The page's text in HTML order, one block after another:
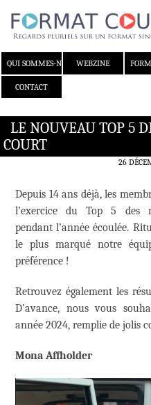
QUI SOMMES-NOUS ?WEBZINE
CONTACT
LE NOUVEAU TOP 5
COURT
26
Depuis 14 ans déjà, les
l’exercice du Top 5 des
pendant l’année écoulée.
le plus marqué notre
préférence !
Retrouvez également les
D’avance, nous vous
année 2024, remplie de jolis
Mona Affholder